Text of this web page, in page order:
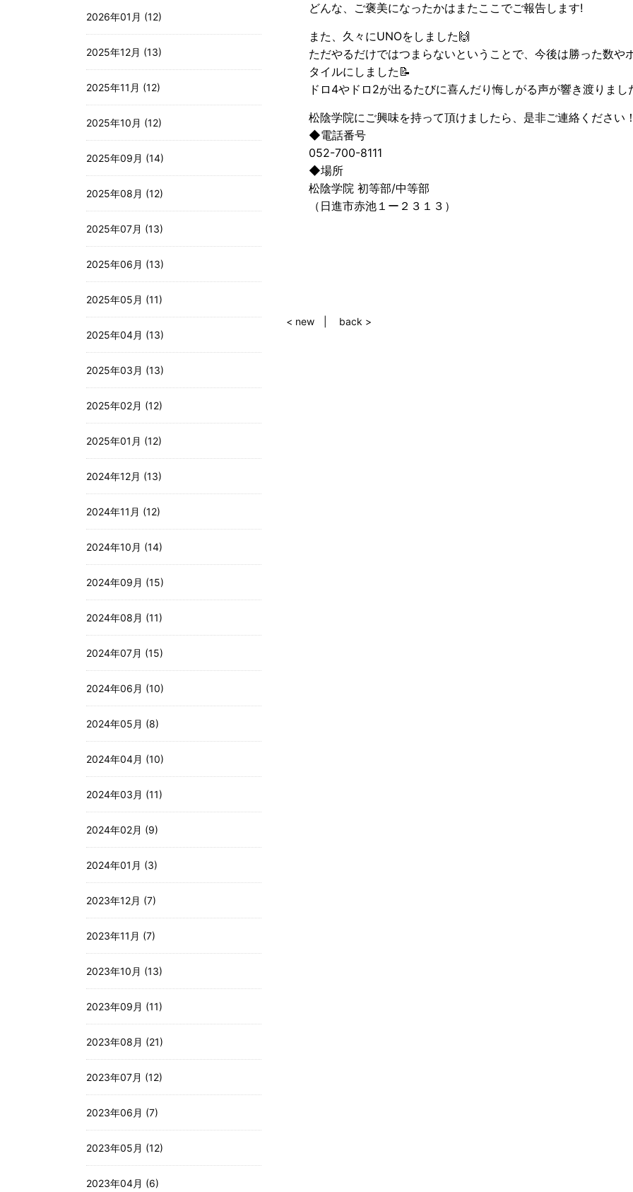
どんな、ご褒美になったかはまたここでご報告します!
また、久々にUNOをしました🙌
ただやるだけではつまらないということで、今後は勝った数や
タイルにしました📝
ドロ4やドロ2が出るたびに喜んだり悔しがる声が響き渡りまし
松陰学院にご興味を持って頂けましたら、是非ご連絡ください
◆電話番号
052-700-8111
◆場所
松陰学院 初等部/中等部
（日進市赤池１ー２３１３）
< new back >
2026年01月 (12)
2025年12月 (13)
2025年11月 (12)
2025年10月 (12)
2025年09月 (14)
2025年08月 (12)
2025年07月 (13)
2025年06月 (13)
2025年05月 (11)
2025年04月 (13)
2025年03月 (13)
2025年02月 (12)
2025年01月 (12)
2024年12月 (13)
2024年11月 (12)
2024年10月 (14)
2024年09月 (15)
2024年08月 (11)
2024年07月 (15)
2024年06月 (10)
2024年05月 (8)
2024年04月 (10)
2024年03月 (11)
2024年02月 (9)
2024年01月 (3)
2023年12月 (7)
2023年11月 (7)
2023年10月 (13)
2023年09月 (11)
2023年08月 (21)
2023年07月 (12)
2023年06月 (7)
2023年05月 (12)
2023年04月 (6)